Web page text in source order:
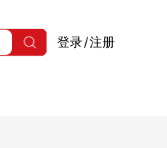
登录/注册